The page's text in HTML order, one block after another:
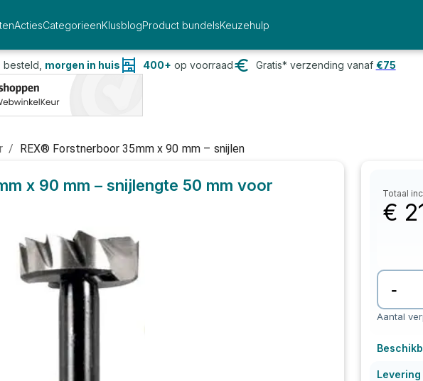
ActiesCategorieenKlusblogProduct bundelsKeuzehulp
besteld, morgen in huis 400+ op voorraad Gratis* verzending vanaf €75
/ REX® Forstnerboor 35mm x 90 mm – snijlen
x 90 mm – snijlengte 50 mm voor
Totaal
€
-
Aantal